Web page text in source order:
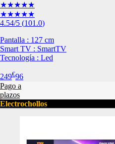
★★★★★
★★★★★
4.54/5 (101.0)
Pantalla : 127 cm
Smart TV : SmartTV
Tecnología : Led
249€96
Pago a
plazos
Electrochollos